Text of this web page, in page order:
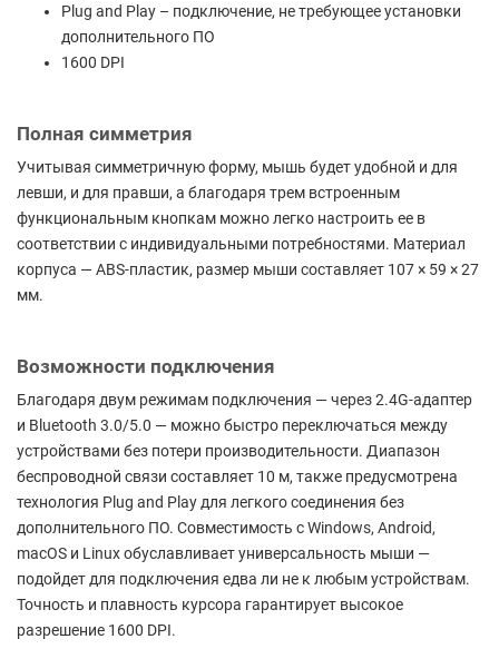
Plug and Play – подключение, не требующее установки
дополнительного ПО
1600 DPI
Полная симметрия
Учитывая симметричную форму, мышь будет удобной и для
левши, и для правши, а благодаря трем встроенным
функциональным кнопкам можно легко настроить ее в
соответствии с индивидуальными потребностями. Материал
корпуса — ABS-пластик, размер мыши составляет 107 × 59 × 27
мм.
Возможности подключения
Благодаря двум режимам подключения — через 2.4G-адаптер
и Bluetooth 3.0/5.0 — можно быстро переключаться между
устройствами без потери производительности. Диапазон
беспроводной связи составляет 10 м, также предусмотрена
технология Plug and Play для легкого соединения без
дополнительного ПО. Совместимость с Windows, Android,
macOS и Linux обуславливает универсальность мыши —
подойдет для подключения едва ли не к любым устройствам.
Точность и плавность курсора гарантирует высокое
разрешение 1600 DPI.